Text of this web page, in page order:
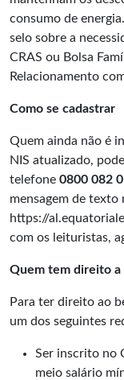
consumo de
selo sobre a
CRAS ou Bolsa
Relacionamento
Como se cadastrar
Quem ainda não é
NIS atualizado,
telefone 0800 082
mensagem de
https://
com os leituristas,
Quem tem direito a
Para ter direito ao
um dos seguintes
Ser inscrito no
meio salário